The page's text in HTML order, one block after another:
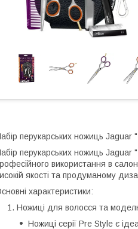
перукарських ножиць
перукарських ножиць Jaguar
використання в
якості та продуманому
характеристики:
Ножиці для волосся та
Ножиці серії Pre Style є